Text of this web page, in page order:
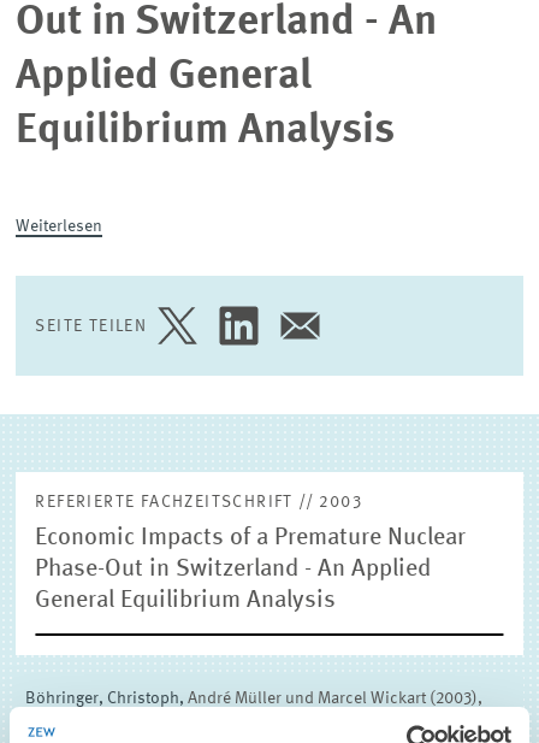
ZEW-GUTACHTEN UND FORSCHUNGSBERICHTE
Out in Switzerland - An
Applied General
Equilibrium Analysis
Weiterlesen
SEITE TEILEN
SEITE
TWITTER
SEITE
LINKEDIN
SEITE
E-
REFERIERTE FACHZEITSCHRIFT // 2003
Economic Impacts of a Premature Nuclear
Phase-Out in Switzerland - An Applied
General Equilibrium Analysis
Böhringer, Christoph, André Müller und Marcel Wickart (2003),
Economic Impacts of a Premature Nuclear Phase-Out in